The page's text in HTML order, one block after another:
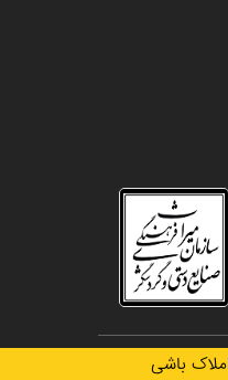
باشی
باشی می باشد.